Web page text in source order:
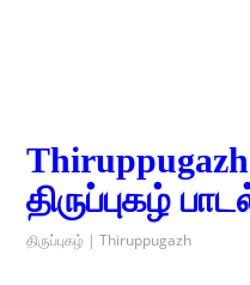
திருப்புகழ்
திருப்புகழ் | Thiruppugazh